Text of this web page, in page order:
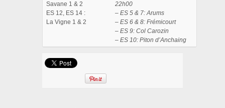
Savane 1 & 2
ES 12, ES 14 :
La Vigne 1 & 2
22h00
– ES 5 & 7: Arums
– ES 6 & 8: Frémicourt
– ES 9: Col Carozin
– ES 10: Piton d’Anchaing